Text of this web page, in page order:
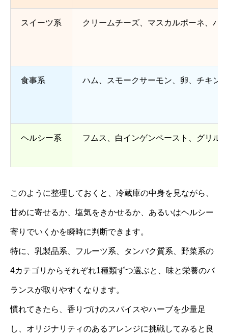
スイーツ系 クリームチーズ、マスカルポーネ、バ
食事系 ハム、スモークサーモン、卵、チキン
ヘルシー系 フムス、白インゲンペースト、グリル
このように整理しておくと、冷蔵庫の中身を見ながら、
甘めに寄せるか、塩気をきかせるか、あるいはヘルシー
寄りでいくかを瞬時に判断できます。
特に、乳製品系、フルーツ系、タンパク質系、野菜系の
4カテゴリからそれぞれ1種類ずつ選ぶと、味と栄養のバ
ランスが取りやすくなります。
慣れてきたら、香りづけのスパイスやハーブを少量足
し、オリジナリティのあるアレンジに挑戦してみると良